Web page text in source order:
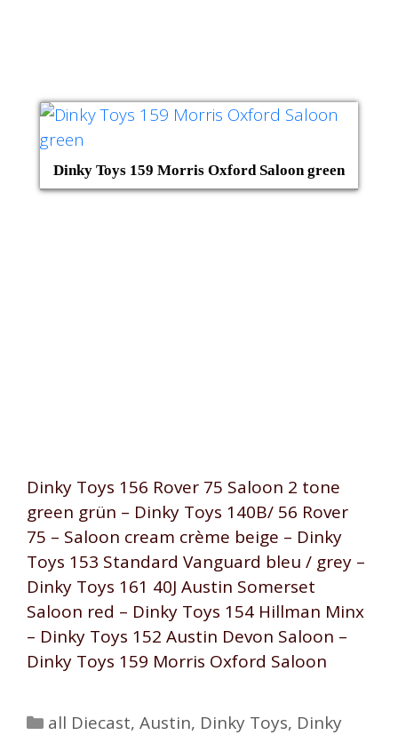
Dinky Toys 159 Morris Oxford Saloon green
Dinky Toys 156 Rover 75 Saloon 2 tone
green grün – Dinky Toys 140B/ 56 Rover
75 – Saloon cream crème beige – Dinky
Toys 153 Standard Vanguard bleu / grey –
Dinky Toys 161 40J Austin Somerset
Saloon red – Dinky Toys 154 Hillman Minx
– Dinky Toys 152 Austin Devon Saloon –
Dinky Toys 159 Morris Oxford Saloon
Kategorien
all Diecast,Austin, Dinky Toys, Dinky